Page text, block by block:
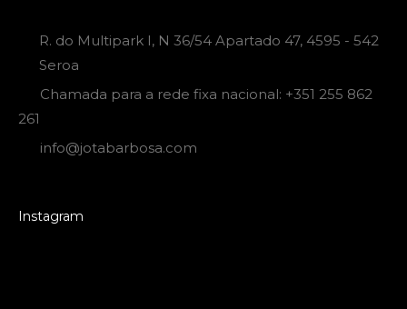
R. do Multipark I, N 36/54 Apartado 47, 4595 - 542
Seroa
Chamada para a rede fixa nacional: +351 255 862
261
info@jotabarbosa.com
Instagram